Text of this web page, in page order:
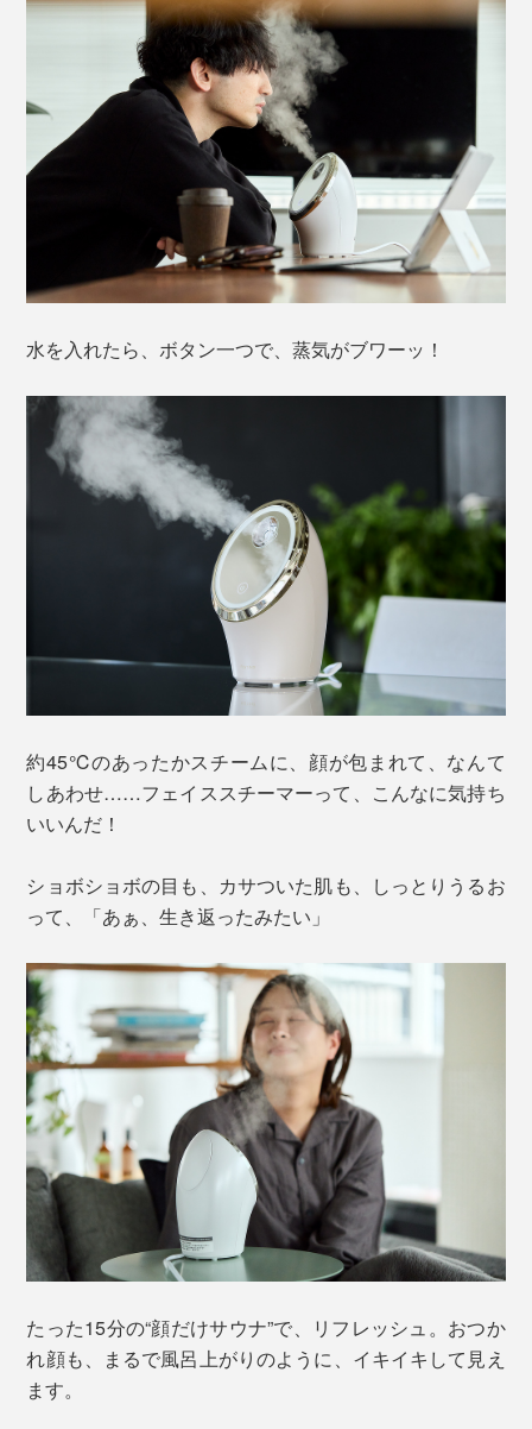
水を入れたら、ボタン一つで、蒸気がブワーッ！
約45℃のあったかスチームに、顔が包まれて、なんて
しあわせ……フェイススチーマーって、こんなに気持ち
いいんだ！
ショボショボの目も、カサついた肌も、しっとりうるお
って、「あぁ、生き返ったみたい」
たった15分の“顔だけサウナ”で、リフレッシュ。おつか
れ顔も、まるで風呂上がりのように、イキイキして見え
ます。